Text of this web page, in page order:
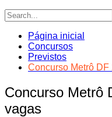
Página inicial
Concursos
Previstos
Concurso Metrô
Concurso Metrô
vagas